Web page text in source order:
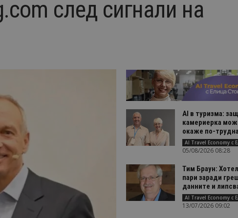
след сигнали на
AI в туризма:
камериерка
окаже по-
05/08/2026 08:28
Тим Браун:
пари заради
данните и
13/07/2026 09:02